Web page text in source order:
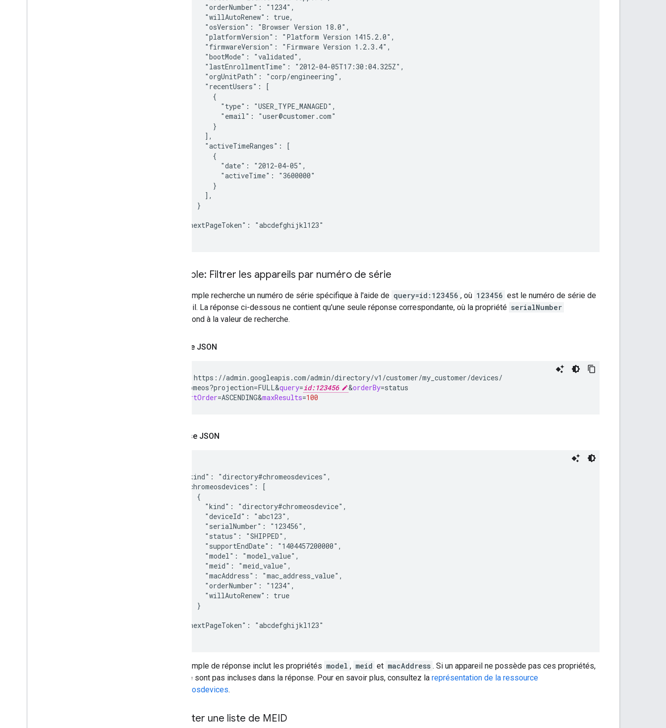
       "orderNumber": "1234",
       "willAutoRenew": true,
       "osVersion": "Browser Version 18.0",
       "platformVersion": "Platform Version 1415.2.0",
       "firmwareVersion": "Firmware Version 1.2.3.4",
       "bootMode": "validated",
       "lastEnrollmentTime": "2012-04-05T17:30:04.325Z",
       "orgUnitPath": "corp/engineering",
       "recentUsers": [
         {
           "type": "USER_TYPE_MANAGED",
           "email": "user@customer.com"
         }
       ],
       "activeTimeRanges": [
         {
           "date": "2012-04-05",
           "activeTime": "3600000"
         }
       ],
     }
  "nextPageToken": "
abcdefghijkl123"
Exemple: Filtrer les appareils par numéro de série
Cet exemple recherche un numéro de série spécifique à l'aide de query=id: 123456 , où 123456 est le numéro de série de
l'appareil. La réponse ci-dessous ne contient qu'une seule réponse correspondante, où la propriété serialNumber
correspond à la valeur de recherche.
Requête JSON
https://admin.googleapis.com/admin/directory/v1/customer/my_customer/devices/
chromeos?projection=FULL&query=id:123456 &orderBy=
sortOrder=ASCENDING&maxResults=100
Réponse JSON
  "kind": "directory#chromeosdevices",
  "chromeosdevices": [
     {
       "kind": "directory#chromeosdevice",
       "deviceId": "
abc123",
       "serialNumber": "
123456",
       "status": "SHIPPED",
       "supportEndDate": "1404457200000",
       "model": "
model_value",
       "meid": "
meid_value",
       "macAddress": "
mac_address_value",
       "orderNumber": "1234",
       "willAutoRenew": true
     }
  "nextPageToken": "
abcdefghijkl123"
Cet exemple de réponse inclut les propriétés model , meid et macAddress . Si un appareil ne possède pas ces propriétés,
elles ne sont pas incluses dans la réponse. Pour en savoir plus, consultez la représentation de la ressource
Chromeosdevices.
Exporter une liste de MEID